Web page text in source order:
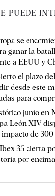
PUEDE
se
ganar la
a EEUU y
el plazo
desde este
para
junio en
León XIV
impacto de
35 cierra
por